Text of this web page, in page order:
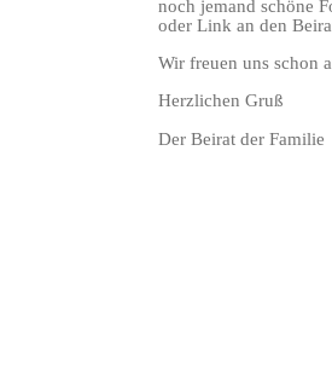
noch jemand schöne
oder Link an den
Wir freuen uns schon
Herzlichen Gruß
Der Beirat der Familie